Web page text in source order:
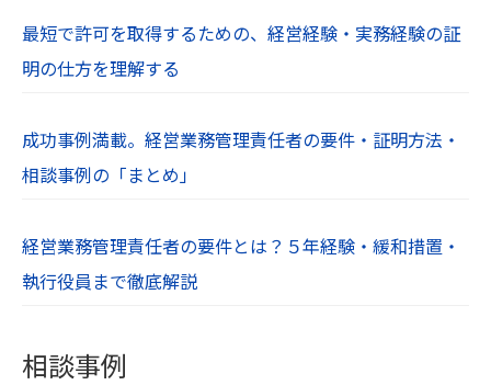
最短で許可を取得するための、経営経験・実務経験の証
明の仕方を理解する
成功事例満載。経営業務管理責任者の要件・証明方法・
相談事例の「まとめ」
経営業務管理責任者の要件とは？５年経験・緩和措置・
執行役員まで徹底解説
相談事例